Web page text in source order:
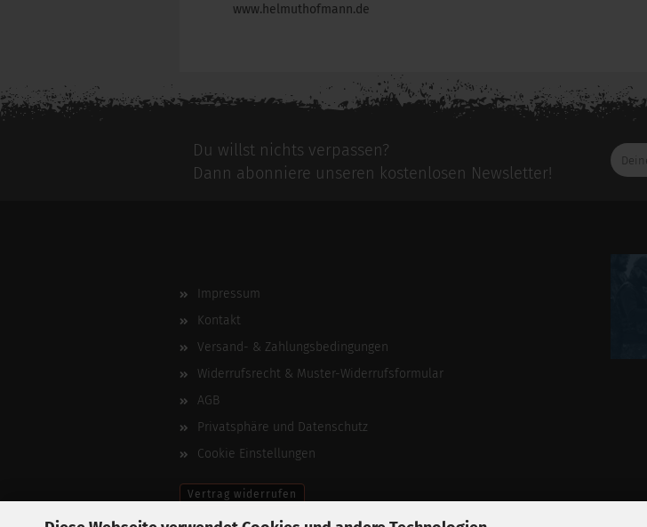
www.helmuthofmann.de
Du willst nichts verpassen?
Dann abonniere unseren kostenlosen Newsletter!
Deine
E-
Impressum
Kontakt
Versand- & Zahlungsbedingungen
Widerrufsrecht & Muster-Widerrufsformular
AGB
Privatsphäre und Datenschutz
Cookie Einstellungen
Vertrag widerrufen